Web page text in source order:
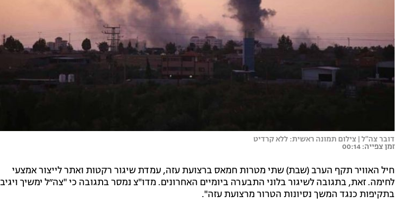
דובר צה"ל | צילום תמונה ראשית: ללא קרדיט
זמן צפייה: 00:14
חיל האוויר תקף הערב (שבת) שתי מטרות חמאס ברצועת עזה, עמדת שיגור רקטות ואתר לייצור אמצעי
לחימה. זאת, בתגובה לשיגור בלוני התבערה ביומיים האחרונים. מדו"צ נמסר בתגובה כי "צה״ל ימשיך ויגיב
בתקיפות כנגד המשך נסיונות הטרור מרצועת עזה".